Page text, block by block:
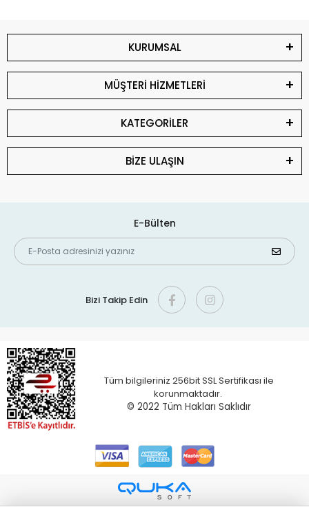
KURUMSAL
MÜŞTERİ HİZMETLERİ
KATEGORİLER
BİZE ULAŞIN
E-Bülten
Bizi Takip Edin
Tüm bilgileriniz 256bit SSL Sertifikası ile
korunmaktadır.
© 2022 Tüm Hakları Saklıdır